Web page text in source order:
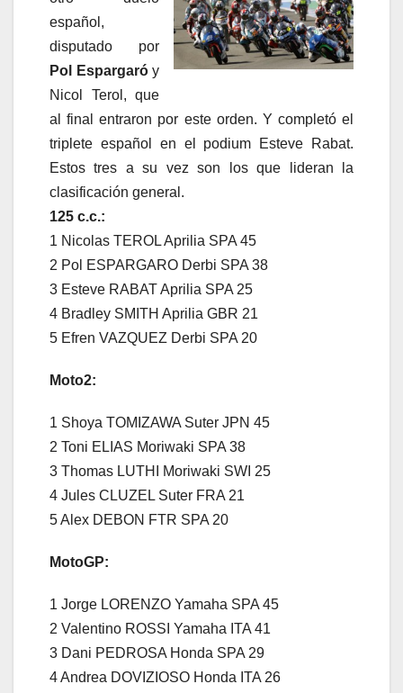
español,
disputado por
Pol Espargaróy
Nicol Terol, que
al final entraron por este orden. Y completó el
triplete español en el podium Esteve Rabat.
Estos tres a su vez son los que lideran la
clasificación general.
125 c.c.:
1 Nicolas TEROL Aprilia SPA 45
2 Pol ESPARGARO Derbi SPA 38
3 Esteve RABAT Aprilia SPA 25
4 Bradley SMITH Aprilia GBR 21
5 Efren VAZQUEZ Derbi SPA 20
Moto2:
1 Shoya TOMIZAWA Suter JPN 45
2 Toni ELIAS Moriwaki SPA 38
3 Thomas LUTHI Moriwaki SWI 25
4 Jules CLUZEL Suter FRA 21
5 Alex DEBON FTR SPA 20
MotoGP:
1 Jorge LORENZO Yamaha SPA 45
2 Valentino ROSSI Yamaha ITA 41
3 Dani PEDROSA Honda SPA 29
4 Andrea DOVIZIOSO Honda ITA 26